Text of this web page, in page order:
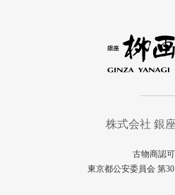
株式会社 銀
古物商認
東京都公安委員会 第